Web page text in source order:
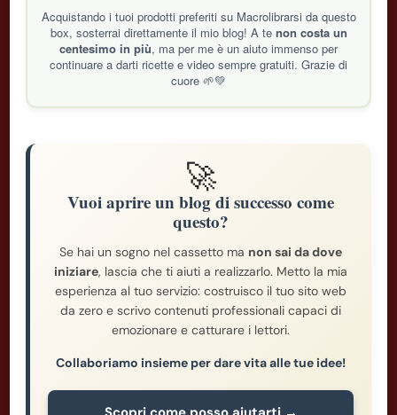
Acquistando i tuoi prodotti preferiti su Macrolibrarsi da questo
box, sosterrai direttamente il mio blog! A te non costa un
centesimo in più, ma per me è un aiuto immenso per
continuare a darti ricette e video sempre gratuiti. Grazie di
cuore 🌱💚
🚀
Vuoi aprire un blog di successo come
questo?
Se hai un sogno nel cassetto ma non sai da dove
iniziare, lascia che ti aiuti a realizzarlo. Metto la mia
esperienza al tuo servizio: costruisco il tuo sito web
da zero e scrivo contenuti professionali capaci di
emozionare e catturare i lettori.
Collaboriamo insieme per dare vita alle tue idee!